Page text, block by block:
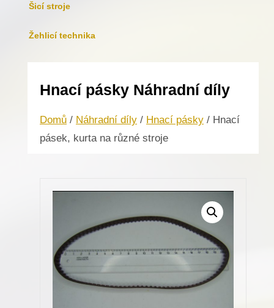
Šicí stroje
Žehlicí technika
Hnací pásky Náhradní díly
Domů / Náhradní díly / Hnací pásky / Hnací
pásek, kurta na různé stroje